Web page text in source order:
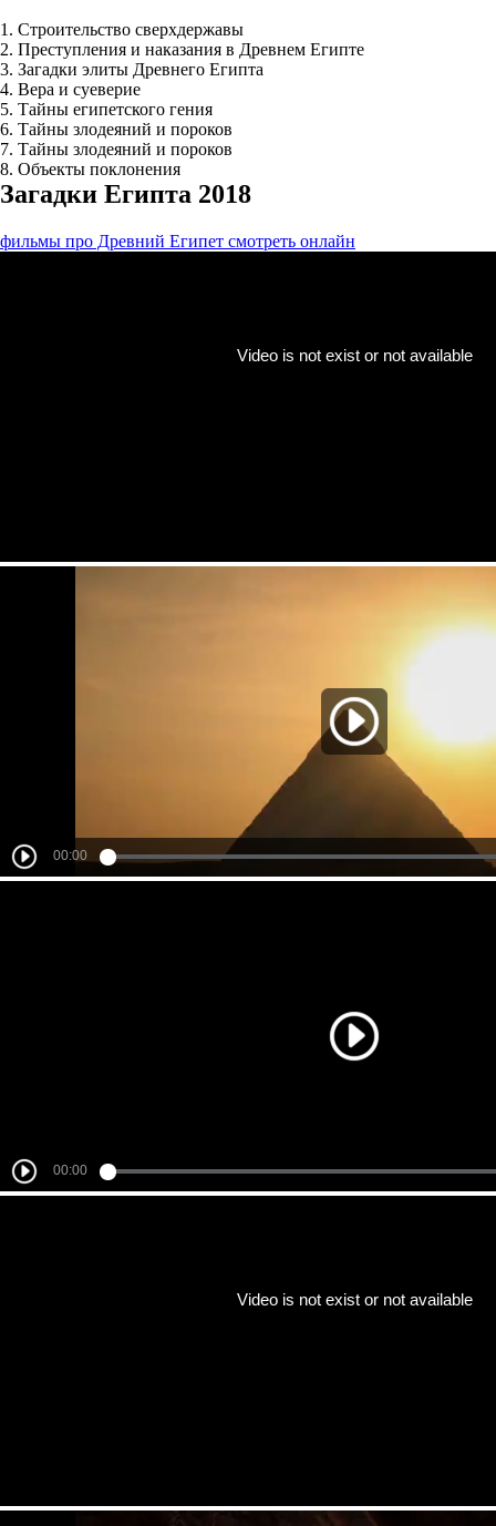
1. Строительство сверхдержавы
2. Преступления и наказания в Древнем Египте
3. Загадки элиты Древнего Египта
4. Вера и суеверие
5. Тайны египетского гения
6. Тайны злодеяний и пороков
7. Тайны злодеяний и пороков
8. Объекты поклонения
Загадки Египта 2018
фильмы про Древний Египет смотреть онлайн